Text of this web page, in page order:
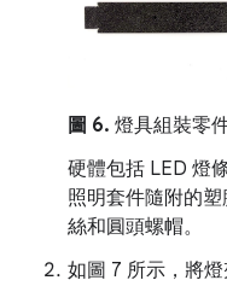
圖 6. 燈具組裝零
硬體包括 LED 燈
照明套件隨附的
絲和圓頭螺帽。
如圖 7 所示，將